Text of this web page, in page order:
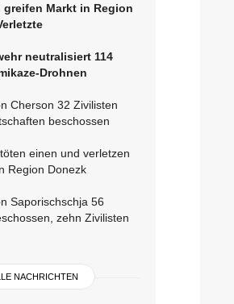
greifen Markt in Region
neutralisiert 114
Drohnen
Cherson 32 Zivilisten
beschossen
einen und verletzen
Region Donezk
Saporischschja 56
zehn Zivilisten
NACHRICHTEN